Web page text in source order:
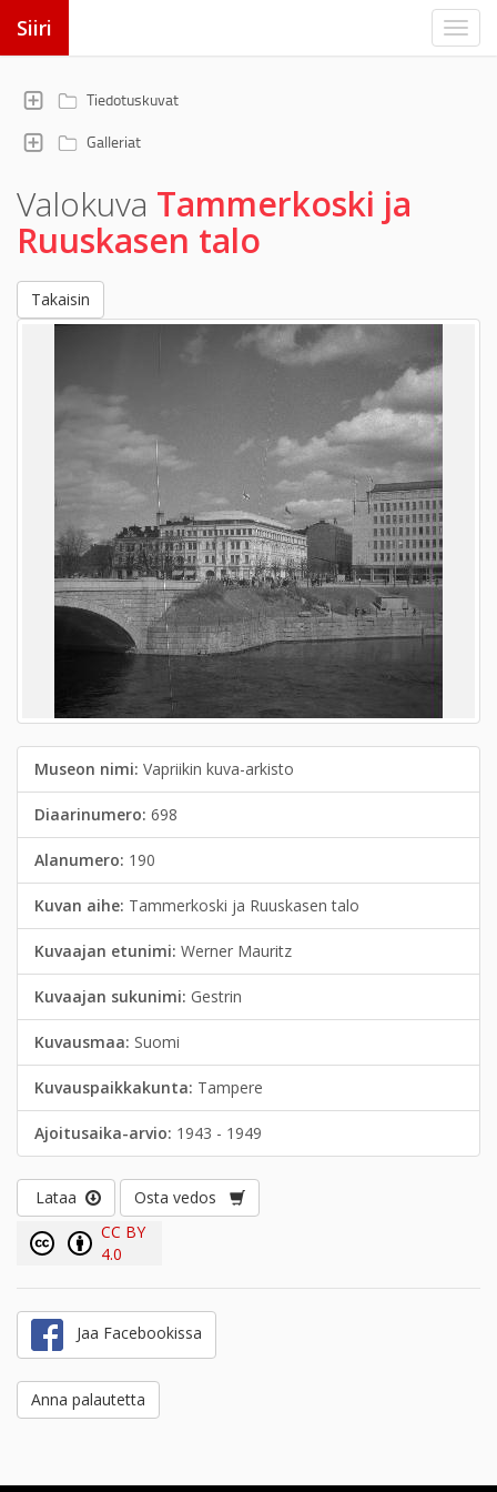
Siiri
Tiedotuskuvat
Galleriat
Valokuva Tammerkoski ja
Ruuskasen talo
Takaisin
Museon nimi: Vapriikin kuva-arkisto
Diaarinumero: 698
Alanumero: 190
Kuvan aihe: Tammerkoski ja Ruuskasen talo
Kuvaajan etunimi: Werner Mauritz
Kuvaajan sukunimi: Gestrin
Kuvausmaa: Suomi
Kuvauspaikkakunta: Tampere
Ajoitusaika-arvio: 1943 - 1949
Lataa
Osta vedos
CC BY
4.0
Jaa Facebookissa
Anna palautetta